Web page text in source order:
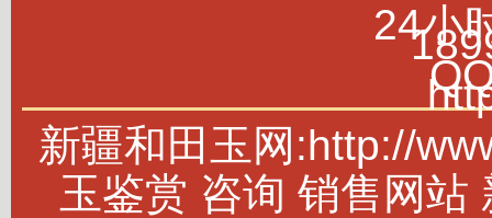
24小
新疆和田玉网:http://
玉鉴赏 咨询 销售网站